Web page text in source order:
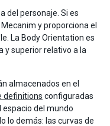
del personaje. Si es
y proporciona el
La Body Orientation es
y superior relativo a la
almacenados en el
definitions configuradas
espacio del mundo
lo demás: las curvas de